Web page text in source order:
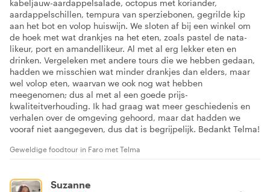
kabeljauw-aardappelsalade, octopus met koriander,
aardappelschillen, tempura van sperziebonen, gegrilde kip
aan het bot en volop huiswijn. We sloten af bij een winkel om
de hoek met wat drankjes na het eten, zoals pastel de nata-
likeur, port en amandellikeur. Al met al erg lekker eten en
drinken. Vergeleken met andere tours die we hebben gedaan,
hadden we misschien wat minder drankjes dan elders, maar
wel volop eten, waarvan we ook nog wat hebben
meegenomen; dus al met al een goede prijs-
kwaliteitverhouding. Ik had graag wat meer geschiedenis en
verhalen over de omgeving gehoord, maar dat hadden we
vooraf niet aangegeven, dus dat is begrijpelijk. Bedankt Telma!
Geweldige foodtour in Faro met Telma
Suzanne